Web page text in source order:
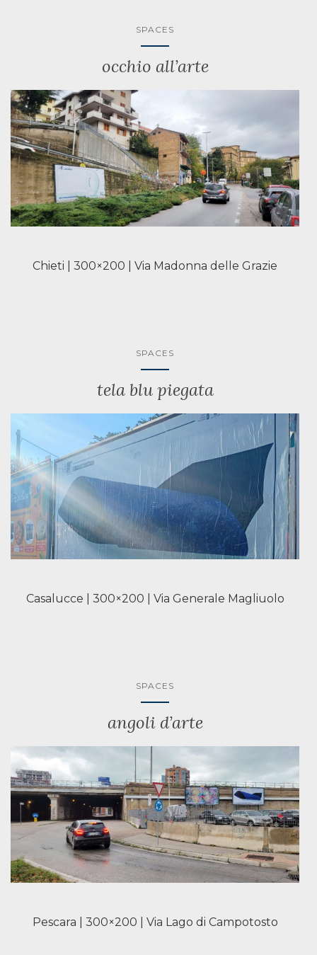
SPACES
occhio all’arte
Chieti | 300×200 | Via Madonna delle Grazie
SPACES
tela blu piegata
Casalucce | 300×200 | Via Generale Magliuolo
SPACES
angoli d’arte
Pescara | 300×200 | Via Lago di Campotosto